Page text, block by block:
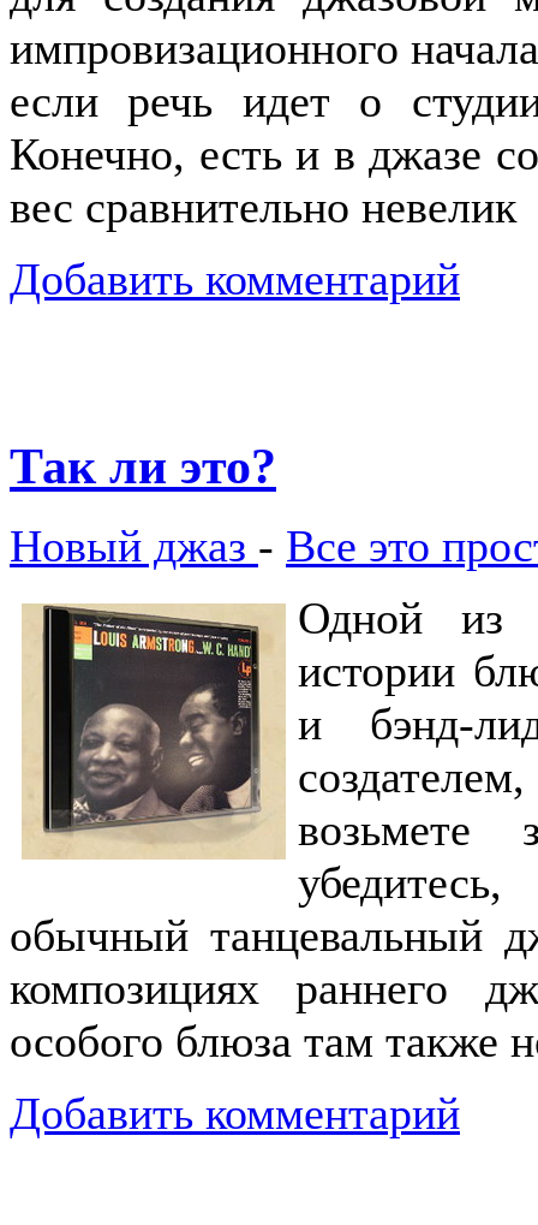
импровизационного
если речь идет о
Конечно, есть и в джазе
вес сравнительно невелик
Добавить комментарий
Так ли это?
Новый джаз - Все это
Одной из
истории
и бэнд-
возьмете
обычный танцевальный
композициях раннего
особого блюза там также
Добавить комментарий